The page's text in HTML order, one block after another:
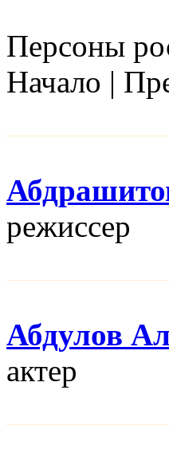
Персоны
Начало |
режисcер
Абдулов
актер